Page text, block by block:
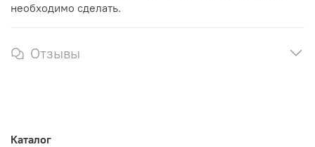
необходимо сделать.
Отзывы
Каталог